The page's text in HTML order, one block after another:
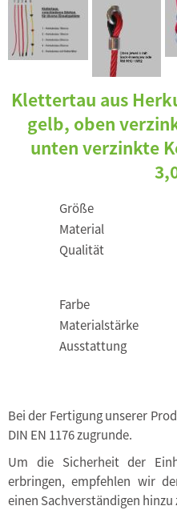
Klettertau aus
gelb, oben
unten verzinkte
Größe
Material
Qualität
Farbe
Materialstärke
Ausstattung
Bei der Fertigung unserer
DIN EN 1176 zugrunde.
Um die Sicherheit der
erbringen, empfehlen wir
einen Sachverständigen hinzu